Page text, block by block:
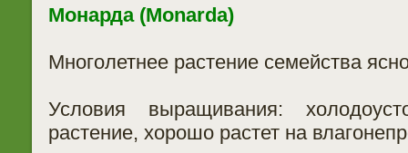
Монарда (Monarda)
Многолетнее растение семейства
Условия выращивания:
растение, хорошо растет на